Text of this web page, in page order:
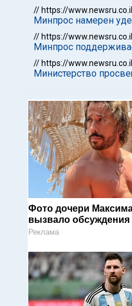
// https://
Минпрос намерен
// https://
Минпрос
// https://
Министерство
Фото дочери
вызвало обсуждения
Реклама